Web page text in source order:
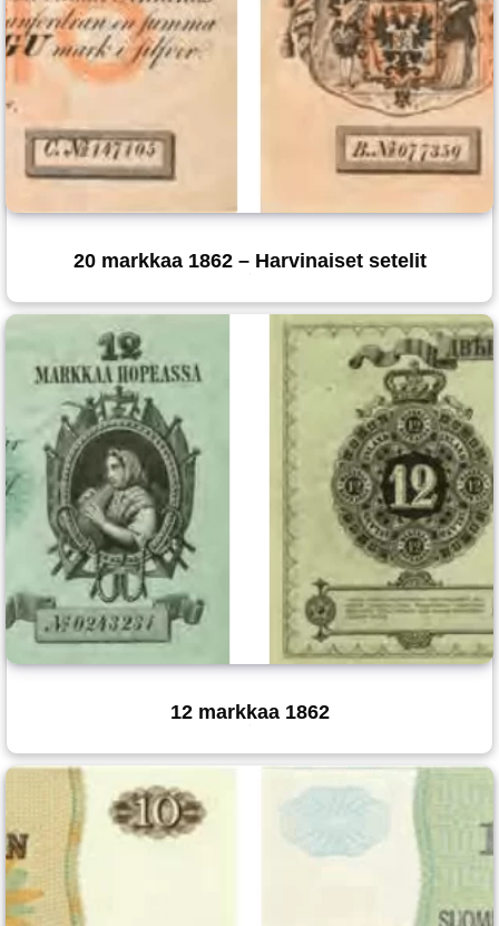
20 markkaa 1862 – Harvinaiset setelit
12 markkaa 1862